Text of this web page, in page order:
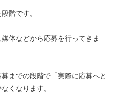
階です。
体などから応募を行ってきま
までの段階で「実際に応募へと
くなります。